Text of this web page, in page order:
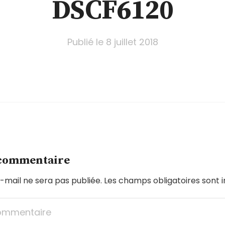
DSCF6120
Publié le 8 juillet 2018
ne sera pas publiée. Les champs obligatoires sont